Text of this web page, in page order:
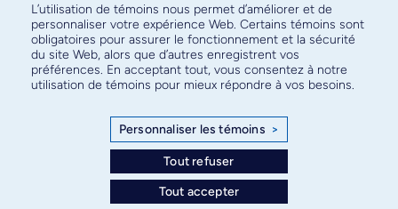
Abonnez-vous à notre infolettre
pour connaître l’actualité facultaire
L’utilisation de témoins nous permet d’améliorer et de
personnaliser votre expérience Web. Certains témoins sont
obligatoires pour assurer le fonctionnement et la sécurité
du site Web, alors que d’autres enregistrent vos
préférences. En acceptant tout, vous consentez à notre
utilisation de témoins pour mieux répondre à vos besoins.
Personnaliser les témoins >
Tout refuser
Tout accepter